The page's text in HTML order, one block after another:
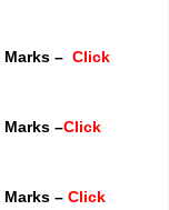
– Click
Marks –Click
Marks – Click